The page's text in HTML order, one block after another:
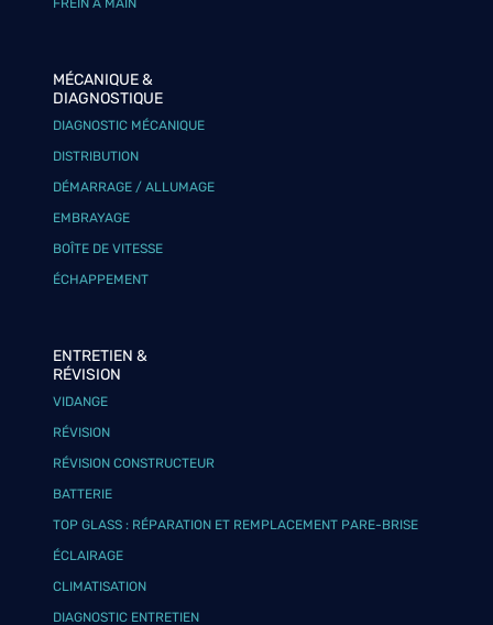
FREIN À MAIN
MÉCANIQUE &
DIAGNOSTIQUE
DIAGNOSTIC MÉCANIQUE
DISTRIBUTION
DÉMARRAGE / ALLUMAGE
EMBRAYAGE
BOÎTE DE VITESSE
ÉCHAPPEMENT
ENTRETIEN &
RÉVISION
VIDANGE
RÉVISION
RÉVISION CONSTRUCTEUR
BATTERIE
TOP GLASS : RÉPARATION ET REMPLACEMENT PARE-BRISE
ÉCLAIRAGE
CLIMATISATION
DIAGNOSTIC ENTRETIEN